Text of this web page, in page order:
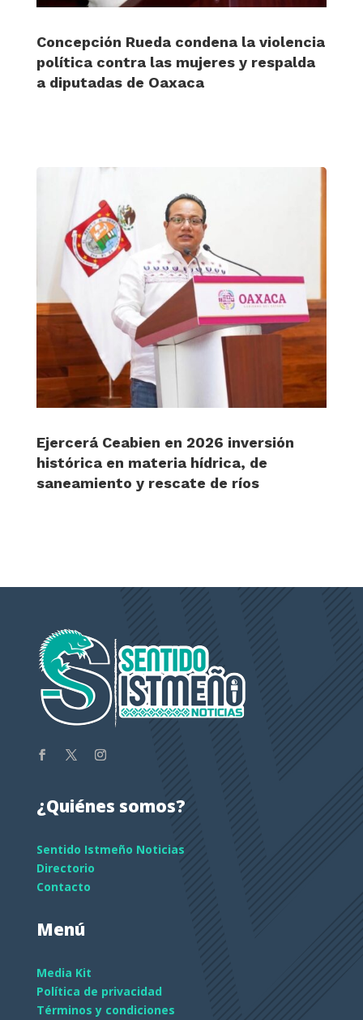
Concepción Rueda condena la violencia
política contra las mujeres y respalda
a diputadas de Oaxaca
Ejercerá Ceabien en 2026 inversión
histórica en materia hídrica, de
saneamiento y rescate de ríos
¿Quiénes somos?
Sentido Istmeño Noticias
Directorio
Contacto
Menú
Media Kit
Política de privacidad
Términos y condiciones